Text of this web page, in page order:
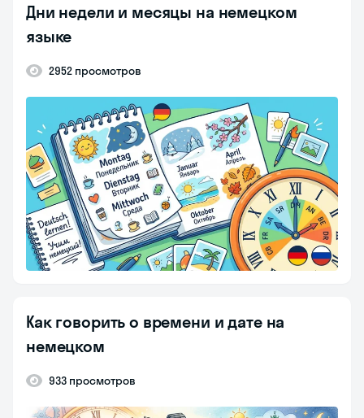
Дни недели и месяцы на немецком
языке
2952 просмотров
Как говорить о времени и дате на
немецком
933 просмотров